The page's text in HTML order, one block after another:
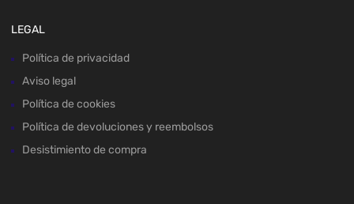
LEGAL
Política de privacidad
Aviso legal
Política de cookies
Política de devoluciones y reembolsos
Desistimiento de compra